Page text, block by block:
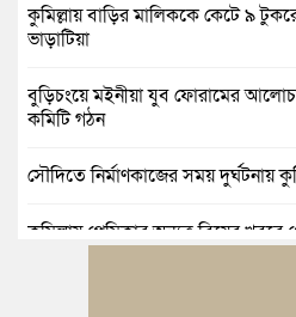
কুমিল্লায় বাড়ির মালিককে কেটে ৯
ভাড়াটিয়া
বুড়িচংয়ে মইনীয়া যুব ফোরামের
কমিটি গঠন
সৌদিতে নির্মাণকাজের সময় দুর্ঘটনায়
কুমিল্লায় প্রেমিকার অন্যত্র বিয়ের